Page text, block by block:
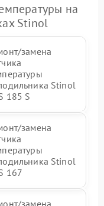
на
Stinol
замена
Stinol
185 S
замена
Stinol
167
замена